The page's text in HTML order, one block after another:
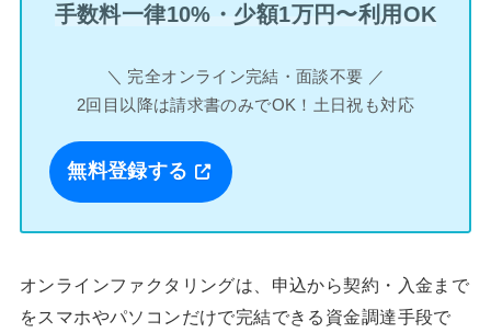
手数料一律10%・少額1万円〜利用OK
＼ 完全オンライン完結・面談不要 ／
2回目以降は請求書のみでOK！土日祝も対応
無料登録する
オンラインファクタリングは、申込から契約・入金まで
をスマホやパソコンだけで完結できる資金調達手段で